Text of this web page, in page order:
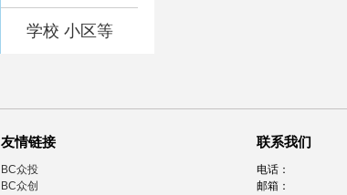
学校 小区等
友情链接
BC众投
BC众创
联系我们
电话：
邮箱：